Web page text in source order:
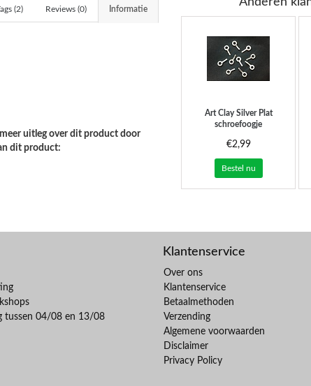
Informatie
Reviews (0)
(2)
uitleg over dit product door
dit product:
Art Clay SilverPlat
schroefoogje
€2,99
Bestel nu
tussen 04/08 en 13/08
Klantenservice
Over ons
Klantenservice
Betaalmethoden
Verzending
Algemene voorwaarden
Disclaimer
Privacy Policy